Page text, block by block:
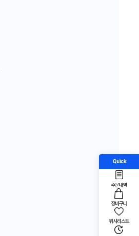
Quick
주문내역
장바구니
위시리스트